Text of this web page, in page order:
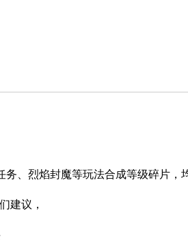
烈焰封魔等玩法合成等级碎片，
建议，